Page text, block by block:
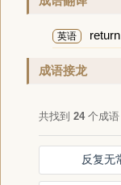
英语
成语接龙
共找到 24个成语
反复无